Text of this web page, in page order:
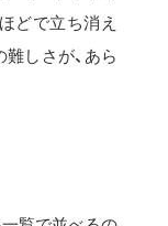
どで立ち消え
しさが、あら